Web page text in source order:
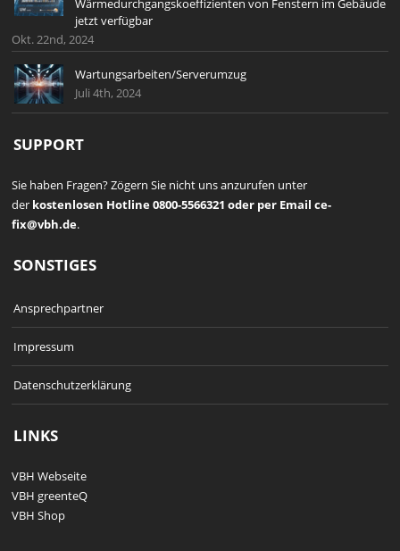
Wärmedurchgangskoeffizienten von Fenstern im Gebäude
jetzt verfügbar
Okt. 22nd, 2024
Wartungsarbeiten/Serverumzug
Juli 4th, 2024
SUPPORT
Sie haben Fragen? Zögern Sie nicht uns anzurufen unter
der kostenlosen Hotline 0800-5566321 oder per Email ce-
fix@vbh.de.
SONSTIGES
Ansprechpartner
Impressum
Datenschutzerklärung
LINKS
VBH Webseite
VBH greenteQ
VBH Shop